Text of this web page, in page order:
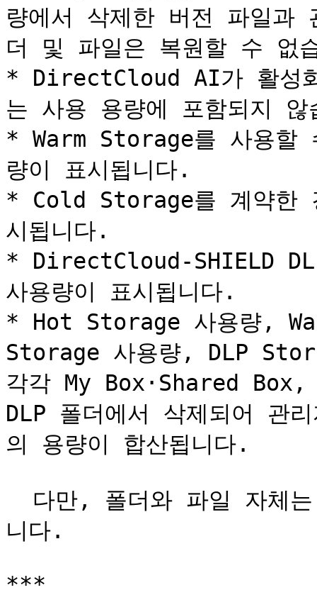
량에서 삭제한 버전 파일과
더 및 파일은 복원할 수 없
* DirectCloud AI가 활성화
는 사용 용량에 포함되지 않
* Warm Storage를 사용할
량이 표시됩니다.
* Cold Storage를 계약한
시됩니다.
* DirectCloud-SHIELD
사용량이 표시됩니다.
* Hot Storage 사용량,
Storage 사용량, DLP
각각 My Box·Shared
DLP 폴더에서 삭제되어 관
의 용량이 합산됩니다.
니다.
***